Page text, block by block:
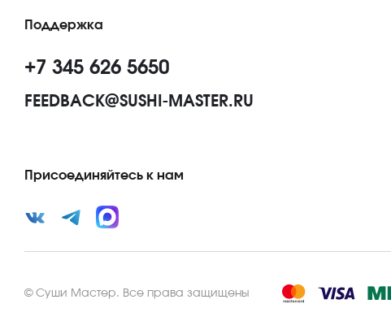
Поддержка
+7 345 626 5650
FEEDBACK@SUSHI-MASTER.RU
Присоединяйтесь к нам
© Суши Мастер. Все права защищены